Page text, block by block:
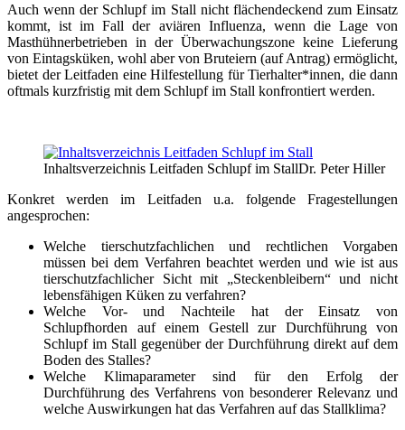
Auch wenn der Schlupf im Stall nicht flächendeckend zum Einsatz
kommt, ist im Fall der aviären Influenza, wenn die Lage von
Masthühnerbetrieben in der Überwachungszone keine Lieferung
von Eintagsküken, wohl aber von Bruteiern (auf Antrag) ermöglicht,
bietet der Leitfaden eine Hilfestellung für Tierhalter*innen, die dann
oftmals kurzfristig mit dem Schlupf im Stall konfrontiert werden.
Inhaltsverzeichnis Leitfaden Schlupf im StallDr. Peter Hiller
Konkret werden im Leitfaden u.a. folgende Fragestellungen
angesprochen:
Welche tierschutzfachlichen und rechtlichen Vorgaben
müssen bei dem Verfahren beachtet werden und wie ist aus
tierschutzfachlicher Sicht mit „Steckenbleibern“ und nicht
lebensfähigen Küken zu verfahren?
Welche Vor- und Nachteile hat der Einsatz von
Schlupfhorden auf einem Gestell zur Durchführung von
Schlupf im Stall gegenüber der Durchführung direkt auf dem
Boden des Stalles?
Welche Klimaparameter sind für den Erfolg der
Durchführung des Verfahrens von besonderer Relevanz und
welche Auswirkungen hat das Verfahren auf das Stallklima?